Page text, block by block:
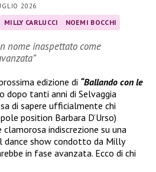
2026
MILLY CARLUCCI NOEMI BOCCHI
nome inaspettato come
edizione di “Ballando con le
dopo tanti anni di Selvaggia
di sapere ufficialmente chi
position Barbara D’Urso)
indiscrezione su una
dance show condotto da Milly
in fase avanzata. Ecco di chi